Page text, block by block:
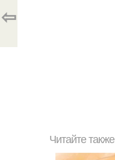
⇦
Читайте также